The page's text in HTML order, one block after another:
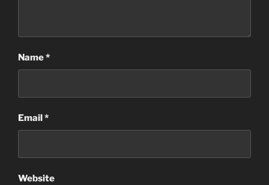
Name*
Email*
Website